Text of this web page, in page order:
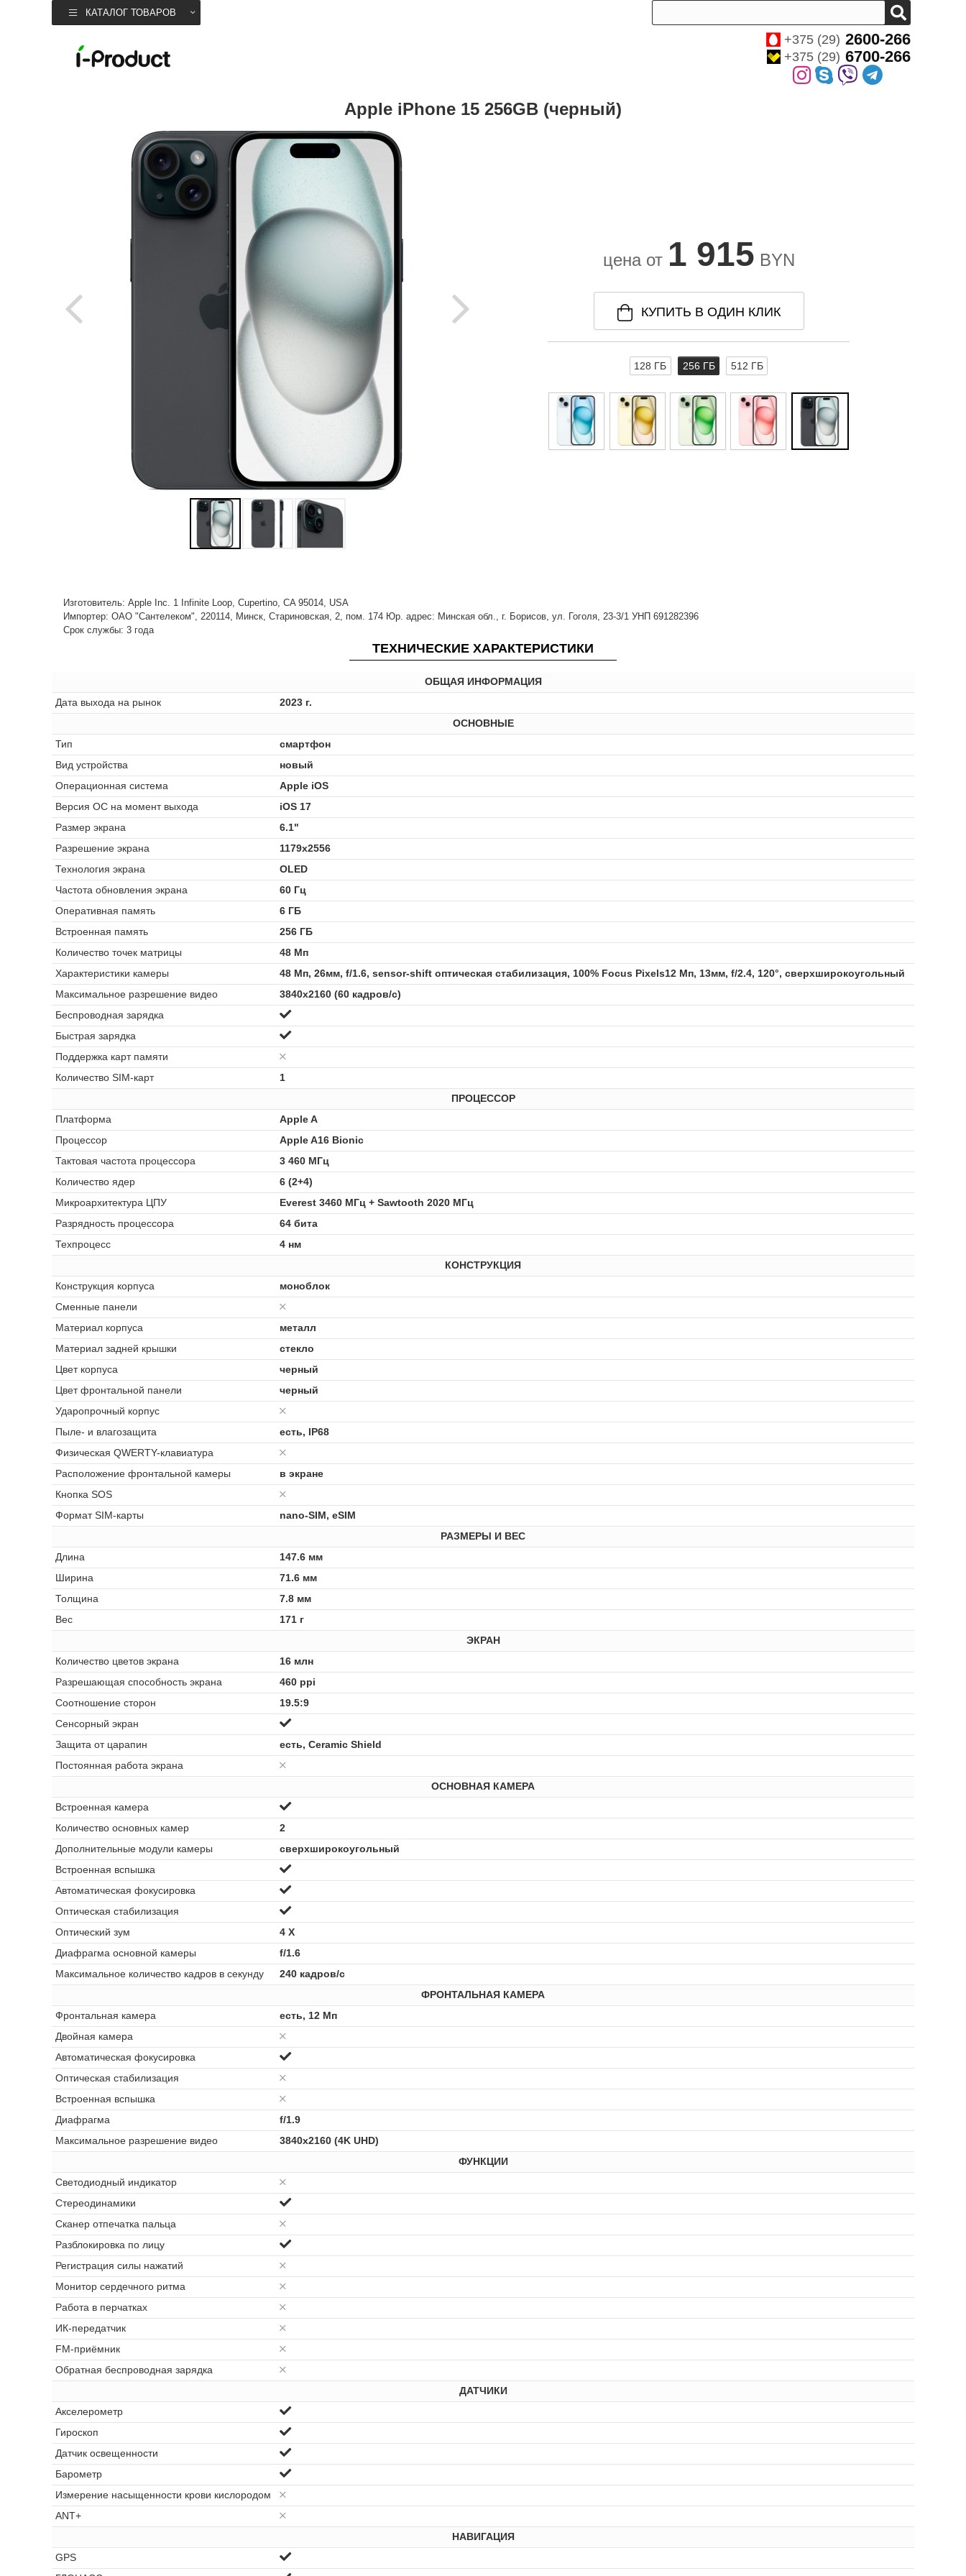
КАТАЛОГ ТОВАРОВ
+375 (29) 2600-266
+375 (29) 6700-266
Apple iPhone 15 256GB (черный)
цена от 1 915 BYN
КУПИТЬ В ОДИН КЛИК
128 ГБ 256 ГБ 512 ГБ
Изготовитель: Apple Inc. 1 Infinite Loop, Cupertino, CA 95014, USA
Импортер: ОАО "Сантелеком", 220114, Минск, Стариновская, 2, пом. 174 Юр. адрес: Минская обл., г. Борисов, ул. Гоголя, 23-3/1 УНП 691282396
Срок службы: 3 года
ТЕХНИЧЕСКИЕ ХАРАКТЕРИСТИКИ
ОБЩАЯ ИНФОРМАЦИЯ
Дата выхода на рынок
2023 г.
ОСНОВНЫЕ
Тип
смартфон
Вид устройства
новый
Операционная система
Apple iOS
Версия ОС на момент выхода
iOS 17
Размер экрана
6.1"
Разрешение экрана
1179x2556
Технология экрана
OLED
Частота обновления экрана
60 Гц
Оперативная память
6 ГБ
Встроенная память
256 ГБ
Количество точек матрицы
48 Мп
Характеристики камеры
48 Мп, 26мм, f/1.6, sensor‑shift оптическая стабилизация, 100% Focus Pixels12 Мп, 13мм, f/2.4, 120°, сверхширокоугольный
Максимальное разрешение видео
3840x2160 (60 кадров/с)
Беспроводная зарядка
Быстрая зарядка
Поддержка карт памяти
Количество SIM-карт
1
ПРОЦЕССОР
Платформа
Apple A
Процессор
Apple A16 Bionic
Тактовая частота процессора
3 460 МГц
Количество ядер
6 (2+4)
Микроархитектура ЦПУ
Everest 3460 МГц + Sawtooth 2020 МГц
Разрядность процессора
64 бита
Техпроцесс
4 нм
КОНСТРУКЦИЯ
Конструкция корпуса
моноблок
Сменные панели
Материал корпуса
металл
Материал задней крышки
стекло
Цвет корпуса
черный
Цвет фронтальной панели
черный
Ударопрочный корпус
Пыле- и влагозащита
есть, IP68
Физическая QWERTY-клавиатура
Расположение фронтальной камеры
в экране
Кнопка SOS
Формат SIM-карты
nano-SIM, eSIM
РАЗМЕРЫ И ВЕС
Длина
147.6 мм
Ширина
71.6 мм
Толщина
7.8 мм
Вес
171 г
ЭКРАН
Количество цветов экрана
16 млн
Разрешающая способность экрана
460 ppi
Соотношение сторон
19.5:9
Сенсорный экран
Защита от царапин
есть, Ceramic Shield
Постоянная работа экрана
ОСНОВНАЯ КАМЕРА
Встроенная камера
Количество основных камер
2
Дополнительные модули камеры
сверхширокоугольный
Встроенная вспышка
Автоматическая фокусировка
Оптическая стабилизация
Оптический зум
4 Х
Диафрагма основной камеры
f/1.6
Максимальное количество кадров в секунду
240 кадров/с
ФРОНТАЛЬНАЯ КАМЕРА
Фронтальная камера
есть, 12 Мп
Двойная камера
Автоматическая фокусировка
Оптическая стабилизация
Встроенная вспышка
Диафрагма
f/1.9
Максимальное разрешение видео
3840x2160 (4K UHD)
ФУНКЦИИ
Светодиодный индикатор
Стереодинамики
Сканер отпечатка пальца
Разблокировка по лицу
Регистрация силы нажатий
Монитор сердечного ритма
Работа в перчатках
ИК-передатчик
FM-приёмник
Обратная беспроводная зарядка
ДАТЧИКИ
Акселерометр
Гироскоп
Датчик освещенности
Барометр
Измерение насыщенности крови кислородом
ANT+
НАВИГАЦИЯ
GPS